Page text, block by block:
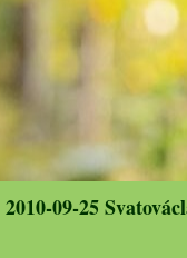
2010-09-25